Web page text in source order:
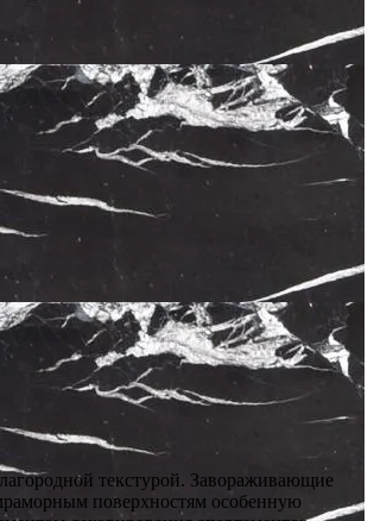
текстурой. Завораживающие
поверхностям особенную